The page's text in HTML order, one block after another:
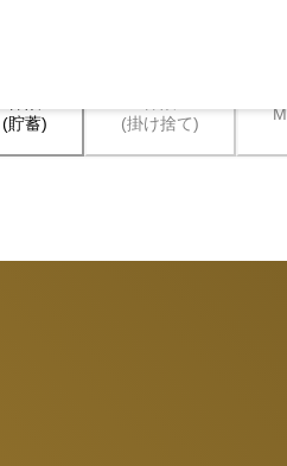
(貯蓄)
(掛け捨て)